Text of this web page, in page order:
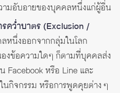
มอับอายของบุคคลหนึ่งแก่ผู้อื่น
คว่ำบาตร (Exclusion /
หนึ่งออกจากกลุ่มในโลก
งข้อความใดๆ ก็ตามที่บุคคลส่ง
หรือ Line และ
นกิจกรรม หรือการพูดคุยต่าง ๆ